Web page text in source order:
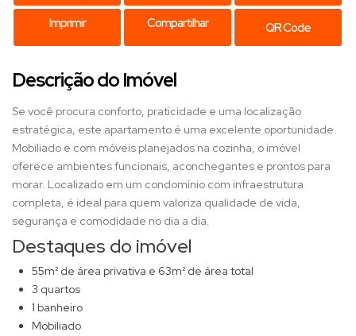
Imprimir Compartilhar QR Code
Descrição do Imóvel
Se você procura conforto, praticidade e uma localização
estratégica, este apartamento é uma excelente oportunidade.
Mobiliado e com móveis planejados na cozinha, o imóvel
oferece ambientes funcionais, aconchegantes e prontos para
morar. Localizado em um condomínio com infraestrutura
completa, é ideal para quem valoriza qualidade de vida,
segurança e comodidade no dia a dia.
Destaques do imóvel
55m² de área privativa e 63m² de área total
3 quartos
1 banheiro
Mobiliado